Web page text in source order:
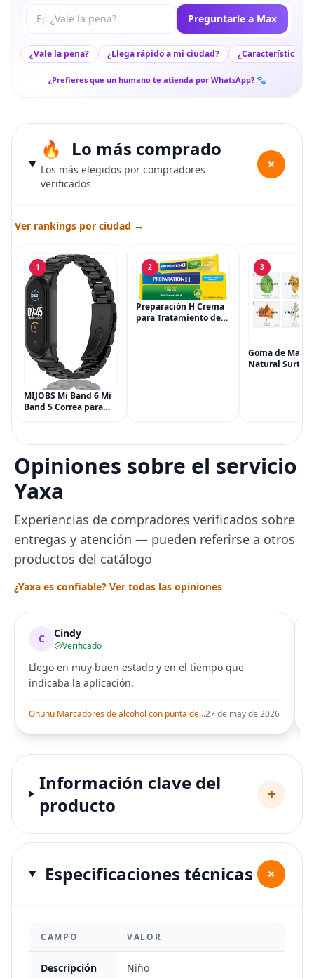
Tu pregunta a Max Preguntarle a Max
¿Vale la pena? ¿Llega rápido a mi ciudad? ¿Características
¿Prefieres que un humano te atienda por WhatsApp? 🐾
Lo más comprado
Los más elegidos por compradores
verificados
+
Ver rankings por ciudad →
1
MIJOBS Mi Band 6 Mi
Band 5 Correa para
de metal para Mi
Smart Band 6
2
Preparación H Crema
para Tratamiento de
3
Goma de
Natural
Opiniones sobre el servicio
Yaxa
Experiencias de compradores verificados sobre
entregas y atención — pueden referirse a otros
productos del catálogo
¿Yaxa es confiable? Ver todas las opiniones
C Cindy
Verificado
Llego en muy buen estado y en el tiempo que
indicaba la aplicación.
Ohuhu Marcadores de alcohol con punta de pincel – Juego de marcadores artísticos de doble punta con certificación AP para artistas adultos27 de may de 2026
Información clave del
producto
+
Especificaciones técnicas +
CAMPO VALOR
Descripción Niño